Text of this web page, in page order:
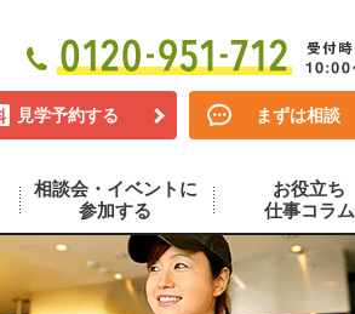
見学予約する まずは相談
相談会・イベントに
参加する
お役立ち
仕事コラム